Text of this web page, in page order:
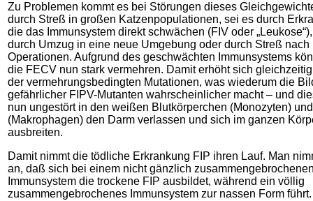
Zu Problemen kommt es bei Störungen dieses
durch Streß in großen Katzenpopulationen, sei es durch
die das Immunsystem direkt schwächen (FIV oder
durch Umzug in eine neue Umgebung oder durch Streß nach
Operationen. Aufgrund des geschwächten Immunsystems
die FECV nun stark vermehren. Damit erhöht sich
der vermehrungsbedingten Mutationen, was wiederum die
gefährlicher FIPV-Mutanten wahrscheinlicher macht – und
nun ungestört in den weißen Blutkörperchen (Monozyten)
(Makrophagen) den Darm verlassen und sich im ganzen
ausbreiten.
Damit nimmt die tödliche Erkrankung FIP ihren Lauf. Man
an, daß sich bei einem nicht gänzlich
Immunsystem die trockene FIP ausbildet, während ein völlig
zusammengebrochenes Immunsystem zur nassen Form führt.